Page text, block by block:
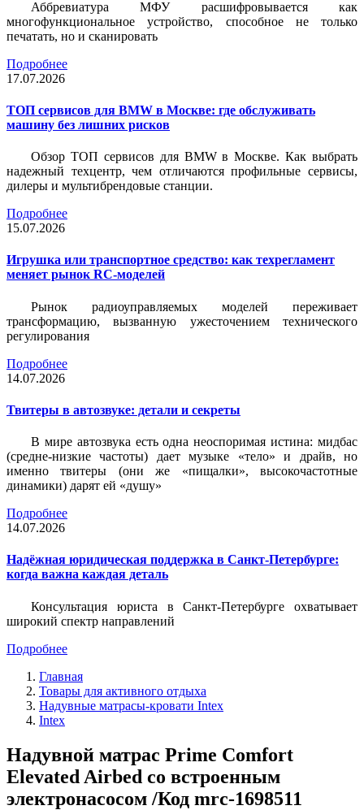
Аббревиатура МФУ расшифровывается как
многофункциональное устройство, способное не только
печатать, но и сканировать
Подробнее
17.07.2026
ТОП сервисов для BMW в Москве: где обслуживать
машину без лишних рисков
Обзор ТОП сервисов для BMW в Москве. Как выбрать
надежный техцентр, чем отличаются профильные сервисы,
дилеры и мультибрендовые станции.
Подробнее
15.07.2026
Игрушка или транспортное средство: как техрегламент
меняет рынок RC-моделей
Рынок радиоуправляемых моделей переживает
трансформацию, вызванную ужесточением технического
регулирования
Подробнее
14.07.2026
Твитеры в автозвуке: детали и секреты
В мире автозвука есть одна неоспоримая истина: мидбас
(средне-низкие частоты) дает музыке «тело» и драйв, но
именно твитеры (они же «пищалки», высокочастотные
динамики) дарят ей «душу»
Подробнее
14.07.2026
Надёжная юридическая поддержка в Санкт-Петербурге:
когда важна каждая деталь
Консультация юриста в Санкт-Петербурге охватывает
широкий спектр направлений
Подробнее
Главная
Товары для активного отдыха
Надувные матрасы-кровати Intex
Intex
Надувной матрас Prime Comfort
Elevated Airbed со встроенным
электронасосом /Код mrc-1698511